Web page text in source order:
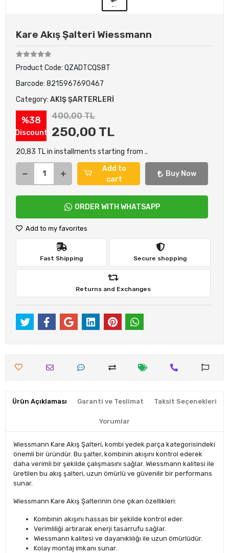
Kare Akış Şalteri Wiessmann
Product Code: QZADTCQS8T
Barcode: 8215967690467
Category: AKIŞ ŞARTERLERİ
%38
Discount
400,00 TL
250,00 TL
20,83 TL in installments starting from ..
Add to
cart
Buy Now
ORDER WITH WHATSAPP
Add to my favorites
Fast Shipping Secure shopping
Returns and Exchanges
Ürün Açıklaması Garanti ve Teslimat Taksit Seçenekleri
Yorumlar
Wiessmann Kare Akış Şalteri, kombi yedek parça kategorisindeki
önemli bir üründür. Bu şalter, kombinin akışını kontrol ederek
daha verimli bir şekilde çalışmasını sağlar. Wiessmann kalitesi ile
üretilen bu akış şalteri, uzun ömürlü ve güvenilir bir performans
sunar.
Wiessmann Kare Akış Şalterinin öne çıkan özellikleri:
Kombinin akışını hassas bir şekilde kontrol eder.
Verimliliği artırarak enerji tasarrufu sağlar.
Wiessmann kalitesi ve dayanıklılığı ile uzun ömürlüdür.
Kolay montaj imkanı sunar.